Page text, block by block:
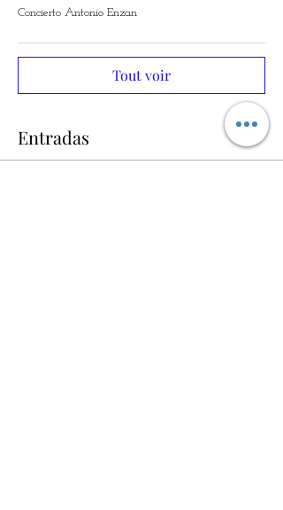
Concierto Antonio Enzan
Tout voir
Entradas